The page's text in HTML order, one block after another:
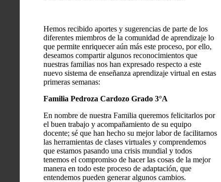
Hemos recibido aportes y sugerencias de parte de los
diferentes miembros de la comunidad de aprendizaje lo
que permite enriquecer aún más este proceso, por ello,
deseamos compartir algunos reconocimientos que
nuestras familias nos han expresado respecto a este
nuevo sistema de enseñanza aprendizaje virtual en estas
primeras semanas:
Familia Pedroza Cardozo Grado 3°A
En nombre de nuestra Familia queremos felicitarlos por
el buen trabajo y acompañamiento de su equipo
docente; sé que han hecho su mejor labor de facilitarnos
las herramientas de clases virtuales y comprendemos
que estamos pasando una crisis mundial y todos
tenemos el compromiso de hacer las cosas de la mejor
manera en todo este proceso de adaptación, que
entendemos pueden generar algunos cambios.